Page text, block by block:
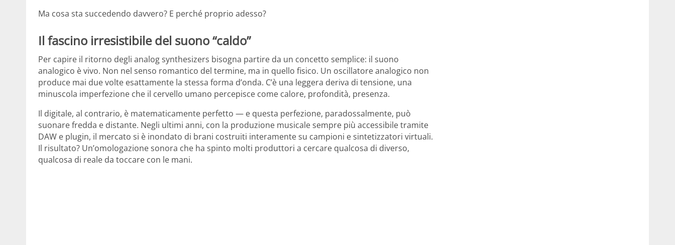
Ma cosa sta succedendo davvero? E perché proprio adesso?
Il fascino irresistibile del suono “caldo”
Per capire il ritorno degli analog synthesizers bisogna partire da un concetto semplice: il suono
analogico è vivo. Non nel senso romantico del termine, ma in quello fisico. Un oscillatore analogico non
produce mai due volte esattamente la stessa forma d’onda. C’è una leggera deriva di tensione, una
minuscola imperfezione che il cervello umano percepisce come calore, profondità, presenza.
Il digitale, al contrario, è matematicamente perfetto — e questa perfezione, paradossalmente, può
suonare fredda e distante. Negli ultimi anni, con la produzione musicale sempre più accessibile tramite
DAW e plugin, il mercato si è inondato di brani costruiti interamente su campioni e sintetizzatori virtuali.
Il risultato? Un’omologazione sonora che ha spinto molti produttori a cercare qualcosa di diverso,
qualcosa di reale da toccare con le mani.